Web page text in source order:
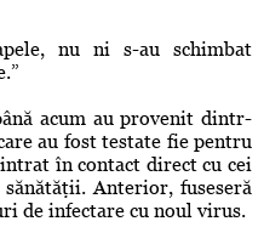
nu ni s-au schimbat
acum au provenit dintr-
au fost testate fie pentru
în contact direct cu cei
Anterior, fuseseră
de infectare cu noul virus.